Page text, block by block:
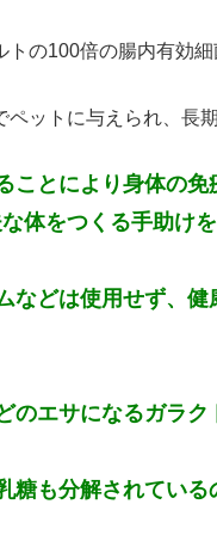
トの100倍の腸内有効
ットに与えられ、長
ことにより身体の
体をつくる手助けを
などは使用せず、
のエサになるガラ
糖も分解されてい